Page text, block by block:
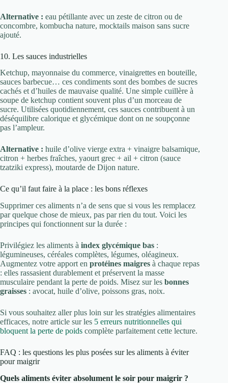
Alternative : eau pétillante avec un zeste de citron ou de
concombre, kombucha nature, mocktails maison sans sucre
ajouté.
10. Les sauces industrielles
Ketchup, mayonnaise du commerce, vinaigrettes en bouteille,
sauces barbecue… ces condiments sont des bombes de sucres
cachés et d’huiles de mauvaise qualité. Une simple cuillère à
soupe de ketchup contient souvent plus d’un morceau de
sucre. Utilisées quotidiennement, ces sauces contribuent à un
déséquilibre calorique et glycémique dont on ne soupçonne
pas l’ampleur.
Alternative : huile d’olive vierge extra + vinaigre balsamique,
citron + herbes fraîches, yaourt grec + ail + citron (sauce
tzatziki express), moutarde de Dijon nature.
Ce qu’il faut faire à la place : les bons réflexes
Supprimer ces aliments n’a de sens que si vous les remplacez
par quelque chose de mieux, pas par rien du tout. Voici les
principes qui fonctionnent sur la durée :
Privilégiez les aliments à index glycémique bas :
légumineuses, céréales complètes, légumes, oléagineux.
Augmentez votre apport en protéines maigres à chaque repas
: elles rassasient durablement et préservent la masse
musculaire pendant la perte de poids. Misez sur les bonnes
graisses : avocat, huile d’olive, poissons gras, noix.
Si vous souhaitez aller plus loin sur les stratégies alimentaires
efficaces, notre article sur les 5 erreurs nutritionnelles qui
bloquent la perte de poids complète parfaitement cette lecture.
FAQ : les questions les plus posées sur les aliments à éviter
pour maigrir
Quels aliments éviter absolument le soir pour maigrir ?